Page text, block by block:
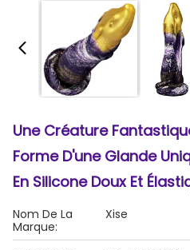
Une Créature
Forme D'une Glande
En Silicone Doux Et
Nom De La
Marque:
Xise